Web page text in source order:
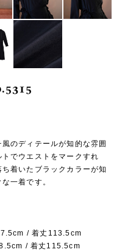
のディテールが知的な雰囲
でウエストをマークすれ
着いたブラックカラーが知
一着です。
/ 着丈113.5cm
/ 着丈115.5cm